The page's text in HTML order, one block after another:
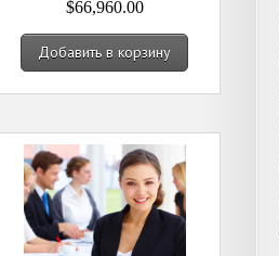
$66,960.00
Добавить в корзину